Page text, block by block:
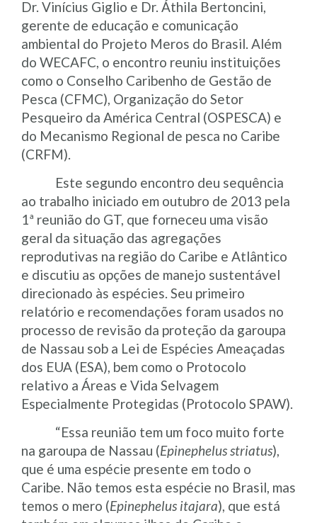
Dr. Vinícius Giglio e Dr. Áthila Bertoncini,
gerente de educação e comunicação
ambiental do Projeto Meros do Brasil. Além
do WECAFC, o encontro reuniu instituições
como o Conselho Caribenho de Gestão de
Pesca (CFMC), Organização do Setor
Pesqueiro da América Central (OSPESCA) e
do Mecanismo Regional de pesca no Caribe
(CRFM).
Este segundo encontro deu sequência
ao trabalho iniciado em outubro de 2013 pela
1ª reunião do GT, que forneceu uma visão
geral da situação das agregações
reprodutivas na região do Caribe e Atlântico
e discutiu as opções de manejo sustentável
direcionado às espécies. Seu primeiro
relatório e recomendações foram usados ​​no
processo de revisão da proteção da garoupa
de Nassau sob a Lei de Espécies Ameaçadas
dos EUA (ESA), bem como o Protocolo
relativo a Áreas e Vida Selvagem
Especialmente Protegidas (Protocolo SPAW).
“Essa reunião tem um foco muito forte
na garoupa de Nassau (Epinephelus striatus),
que é uma espécie presente em todo o
Caribe. Não temos esta espécie no Brasil, mas
temos o mero (Epinephelus itajara), que está